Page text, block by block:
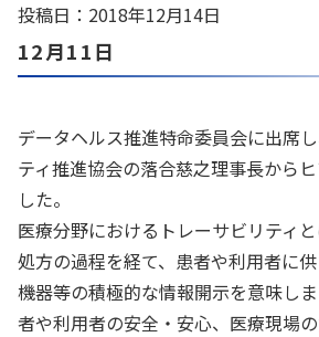
投稿日：2018年12月14日
12月11日
データヘルス推進特命委員会に出席
ティ推進協会の落合慈之理事長から
した。
医療分野におけるトレーサビリティ
処方の過程を経て、患者や利用者に
機器等の積極的な情報開示を意味し
者や利用者の安全・安心、医療現場の